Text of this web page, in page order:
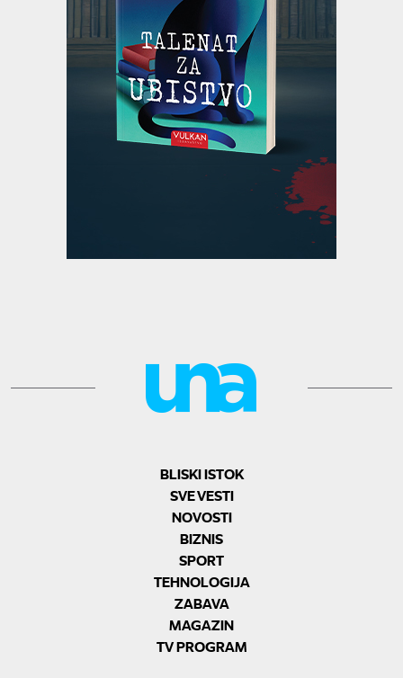
BLISKI ISTOK
SVE VESTI
NOVOSTI
BIZNIS
SPORT
TEHNOLOGIJA
ZABAVA
MAGAZIN
TV PROGRAM